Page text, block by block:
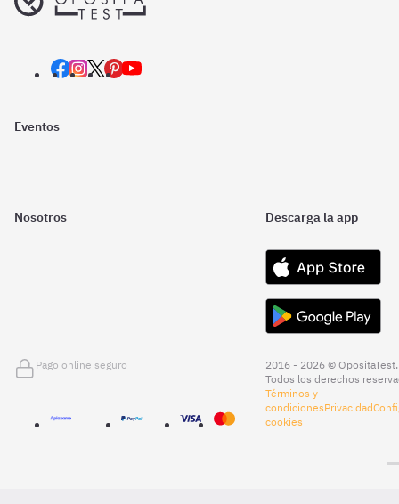
Eventos
Nosotros Descarga la app
Pago online seguro
2016 - 2026 © OpositaTest.
Todos los derechos
Términos y
condicionesPrivacidad
cookies